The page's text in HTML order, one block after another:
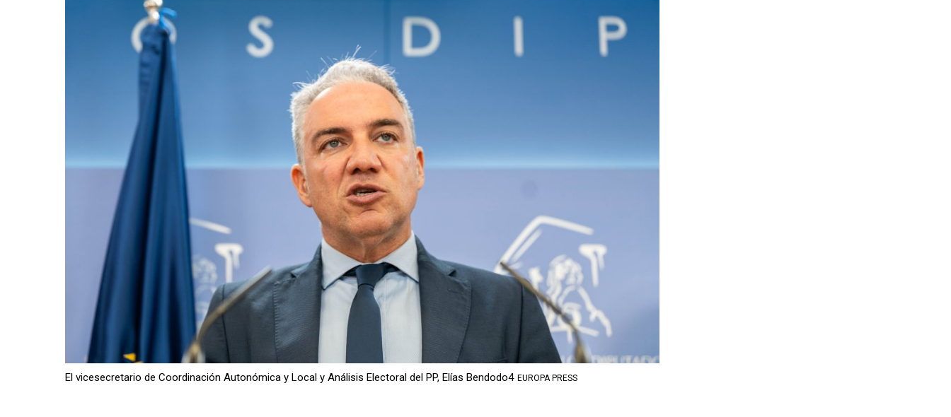
El vicesecretario de Coordinación Autonómica y Local y Análisis Electoral del PP, Elías Bendodo4 EUROPA PRESS